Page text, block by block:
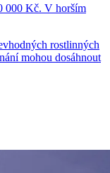
000 Kč. V horším
rostlinných
mohou dosáhnout